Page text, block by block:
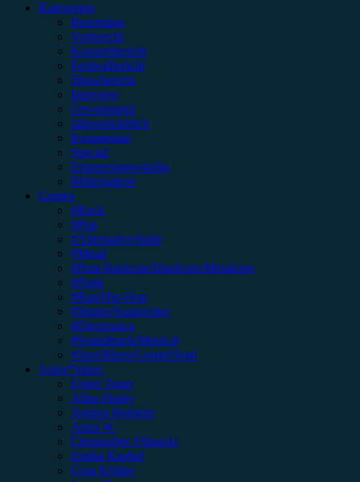
Kategorien
Rezension
Vorbericht
Konzertbericht
Festivalbericht
Showbericht
Interview
Gewinnspiel
Jahresrückblick
Kommentar
Special
Erinnerungswürdig
Bildergalerie
Genres
#Rock
#Pop
#Alternative/Indie
#Metal
#Post-Hardcore/Hardcore/Metalcore
#Punk
#Rap/Hip-Hop
#Singer/Songwriter
#Electronica
#Soundtrack/Musical
#Jazz/Blues/Gospel/Soul
Autor*innen
Unser Team
Alina Hasky
Andrea Holstein
Anna W.
Christopher Filipecki
Emilia Knebel
Gina Köhler